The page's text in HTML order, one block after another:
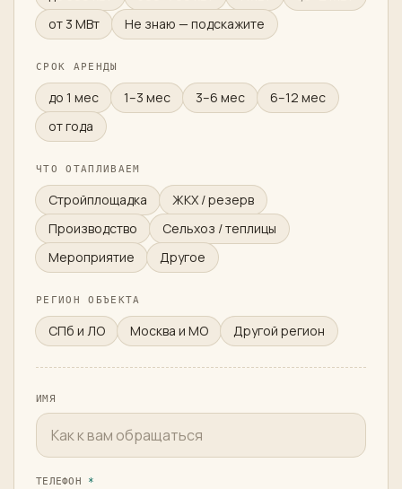
от 3 МВт
Не знаю — подскажите
СРОК АРЕНДЫ
до 1 мес 1–3 мес 3–6 мес
6–12 мес
от года
ЧТО ОТАПЛИВАЕМ
Стройплощадка
ЖКХ / резерв
Производство
Сельхоз / теплицы
Мероприятие
Другое
РЕГИОН ОБЪЕКТА
СПб и ЛО Москва и МО Другой регион
ИМЯ
ТЕЛЕФОН *